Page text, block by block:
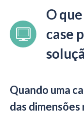
O
case
Quando uma
das